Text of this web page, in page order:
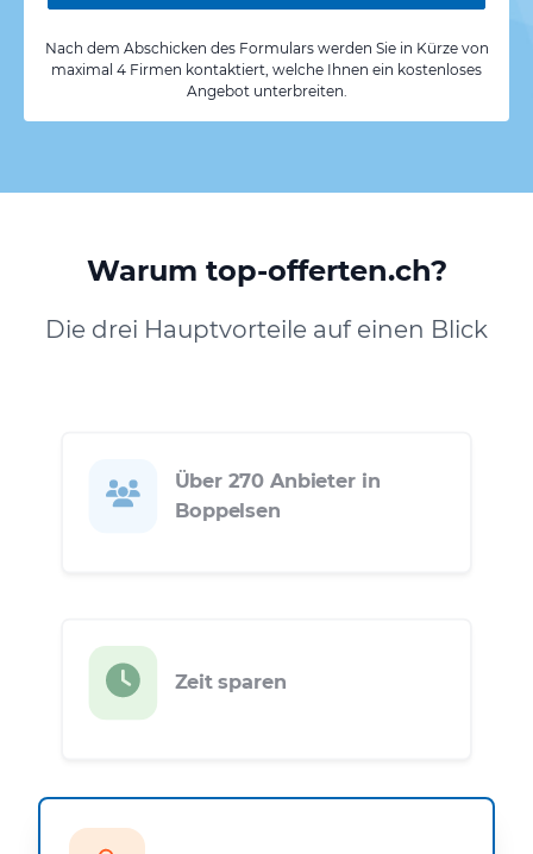
Nach dem Abschicken des Formulars werden Sie in Kürze von
maximal 4 Firmen kontaktiert, welche Ihnen ein kostenloses
Angebot unterbreiten.
Warum top-offerten.ch?
Die drei Hauptvorteile auf einen Blick
Über 270 Anbieter in
Boppelsen
Zeit sparen